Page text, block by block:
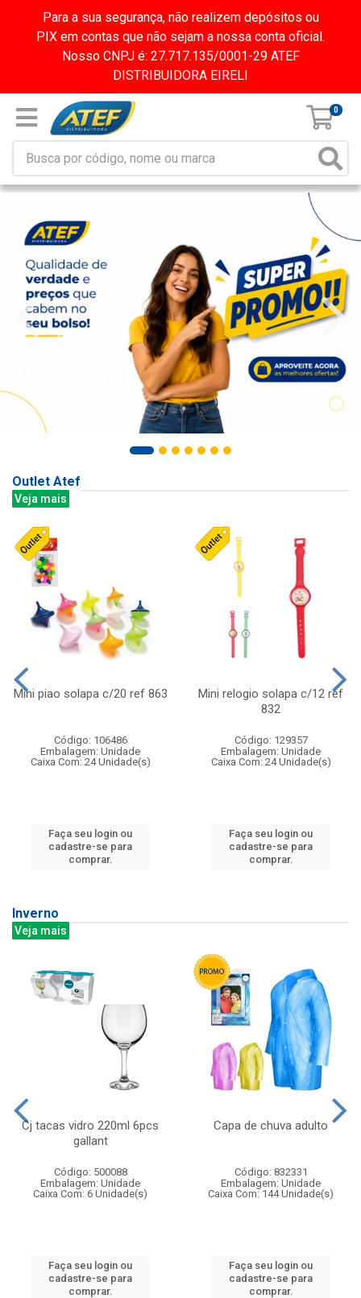
Para a sua segurança, não realizem depósitos ou
PIX em contas que não sejam a nossa conta oficial.
Nosso CNPJ é: 27.717.135/0001-29 ATEF
DISTRIBUIDORA EIRELI
0
Outlet Atef
Veja mais
Mini piao solapa c/20 ref 863
Código: 106486
Embalagem: Unidade
Caixa Com: 24 Unidade(s)
Faça seu login ou
cadastre-se para
comprar.
Mini relogio solapa c/12 ref
832
Código: 129357
Embalagem: Unidade
Caixa Com: 24 Unidade(s)
Faça seu login ou
cadastre-se para
comprar.
Inverno
Veja mais
Cj tacas vidro 220ml 6pcs
gallant
Código: 500088
Embalagem: Unidade
Caixa Com: 6 Unidade(s)
Faça seu login ou
cadastre-se para
comprar.
Capa de chuva adulto
Código: 832331
Embalagem: Unidade
Caixa Com: 144 Unidade(s)
Faça seu login ou
cadastre-se para
comprar.